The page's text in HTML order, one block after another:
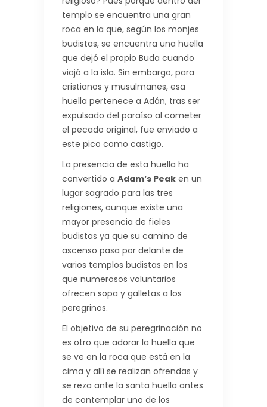
templo se encuentra una gran
roca en la que, según los monjes
budistas, se encuentra una huella
que dejó el propio Buda cuando
viajó a la isla. Sin embargo, para
cristianos y musulmanes, esa
huella pertenece a Adán, tras ser
expulsado del paraíso al cometer
el pecado original, fue enviado a
este pico como castigo.
La presencia de esta huella ha
convertido a Adam’s Peak en un
lugar sagrado para las tres
religiones, aunque existe una
mayor presencia de fieles
budistas ya que su camino de
ascenso pasa por delante de
varios templos budistas en los
que numerosos voluntarios
ofrecen sopa y galletas a los
peregrinos.
El objetivo de su peregrinación no
es otro que adorar la huella que
se ve en la roca que está en la
cima y allí se realizan ofrendas y
se reza ante la santa huella antes
de contemplar uno de los